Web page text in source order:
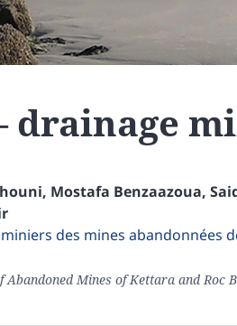
drainage
, Mostafa Benzaazoua,
des mines abandonnées
Mines of Kettara and Roc